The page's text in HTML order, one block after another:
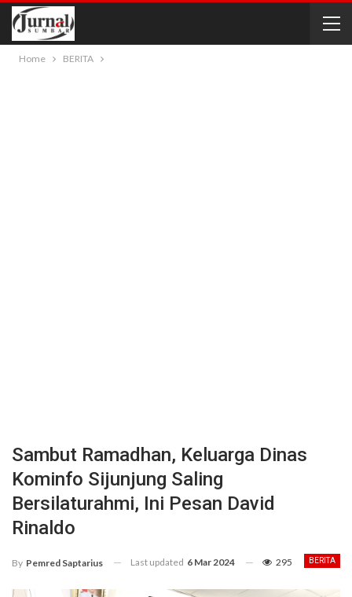
Home BERITA
Sambut Ramadhan, Keluarga Dinas
Kominfo Sijunjung Saling
Bersilaturahmi, Ini Pesan David
Rinaldo
BERITA
By Pemred Saptarius Last updated 6 Mar 2024 295